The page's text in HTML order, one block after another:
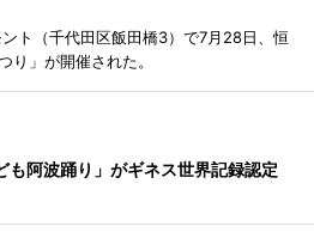
ト（千代田区飯田橋3）で7月28日、恒
り」が開催された。
も阿波踊り」がギネス世界記録認定